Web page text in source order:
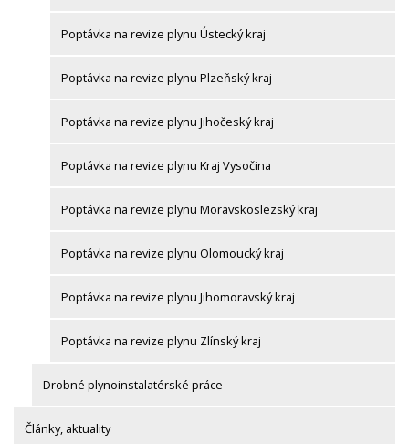
Poptávka na revize plynu Ústecký kraj
Poptávka na revize plynu Plzeňský kraj
Poptávka na revize plynu Jihočeský kraj
Poptávka na revize plynu Kraj Vysočina
Poptávka na revize plynu Moravskoslezský kraj
Poptávka na revize plynu Olomoucký kraj
Poptávka na revize plynu Jihomoravský kraj
Poptávka na revize plynu Zlínský kraj
Drobné plynoinstalatérské práce
Články, aktuality